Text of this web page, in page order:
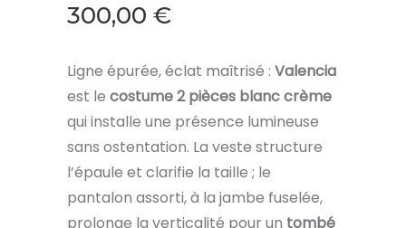
300,00 €
Ligne épurée, éclat maîtrisé : Valencia
est le costume 2 pièces blanc crème
qui installe une présence lumineuse
sans ostentation. La veste structure
l’épaule et clarifie la taille ; le
pantalon assorti, à la jambe fuselée,
prolonge la verticalité pour un tombé